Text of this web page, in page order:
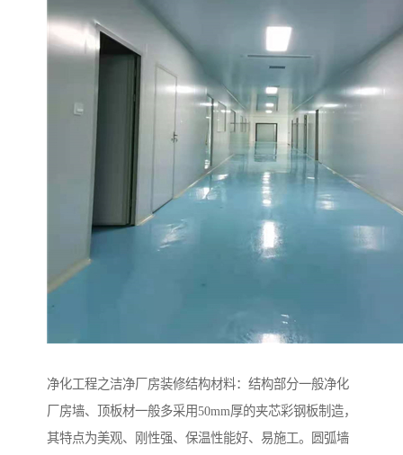
净化工程之洁净厂房装修结构材料：结构部分一般净化
厂房墙、顶板材一般多采用50mm厚的夹芯彩钢板制造，
其特点为美观、刚性强、保温性能好、易施工。圆弧墙